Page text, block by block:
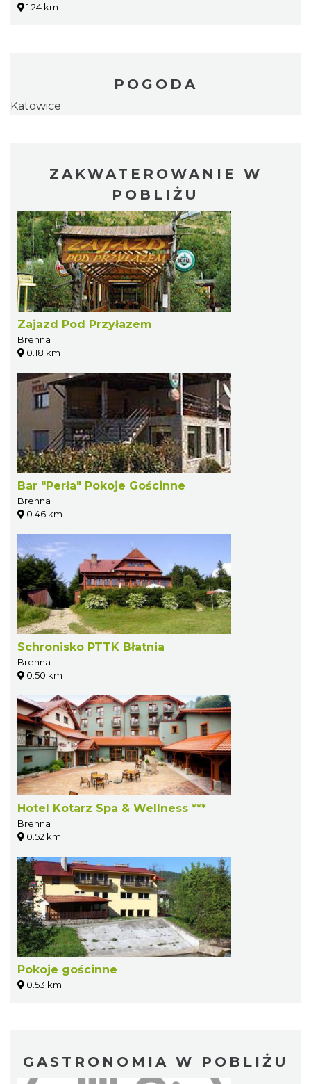
1.24 km
POGODA
Katowice
ZAKWATEROWANIE W
POBLIŻU
Zajazd Pod Przyłazem
Brenna
0.18 km
Bar "Perła" Pokoje Gościnne
Brenna
0.46 km
Schronisko PTTK Błatnia
Brenna
0.50 km
Hotel Kotarz Spa & Wellness ***
Brenna
0.52 km
Pokoje gościnne
0.53 km
GASTRONOMIA W POBLIŻU